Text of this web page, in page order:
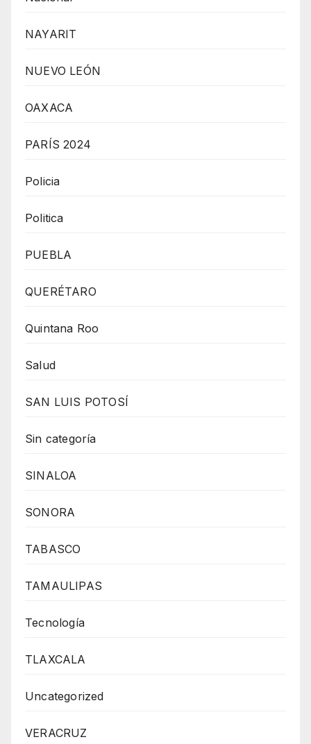
NAYARIT
NUEVO LEÓN
OAXACA
PARÍS 2024
Policia
Politica
PUEBLA
QUERÉTARO
Quintana Roo
Salud
SAN LUIS POTOSÍ
Sin categoría
SINALOA
SONORA
TABASCO
TAMAULIPAS
Tecnología
TLAXCALA
Uncategorized
VERACRUZ